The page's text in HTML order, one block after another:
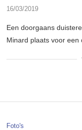
16/03/2019
Een doorgaans
Minard plaats voor
Foto's